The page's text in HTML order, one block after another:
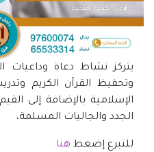
يتركز نشاط دعاة وداعيات
وتحفيظ القرآن الكريم
الإسلامية بالإضافة إلى
الجدد والجاليات المسلمة،
للتبرع إضغط هنا